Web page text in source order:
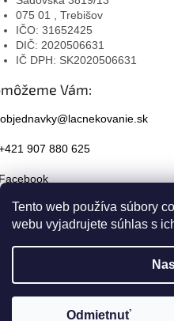
Tento web používa súbory
webu vyjadrujete súhlas s
Odmietnuť
075 01 , Trebišov
IČO: 31652425
DIČ: 2020506631
IČ DPH: SK2020506631
Vám:
objednavky@lacnekovanie.sk
907 880 625